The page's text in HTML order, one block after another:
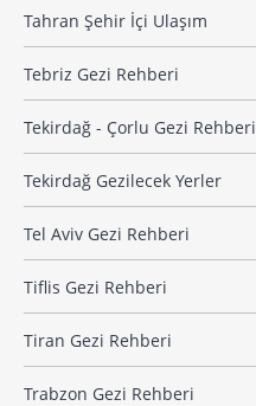
Tahran Şehir İçi Ulaşım
Tebriz Gezi Rehberi
Tekirdağ - Çorlu Gezi Rehberi
Tekirdağ Gezilecek Yerler
Tel Aviv Gezi Rehberi
Tiflis Gezi Rehberi
Tiran Gezi Rehberi
Trabzon Gezi Rehberi